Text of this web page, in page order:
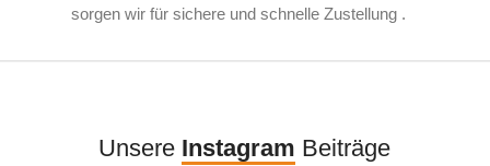
sorgen wir für sichere und schnelle Zustellung .
Unsere Instagram Beiträge